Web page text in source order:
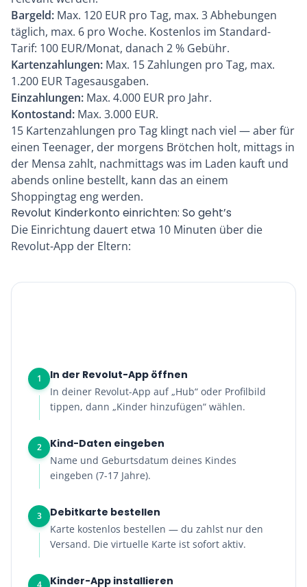
Bargeld: Max. 120 EUR pro Tag, max. 3 Abhebungen
täglich, max. 6 pro Woche. Kostenlos im Standard-
Tarif: 100 EUR/Monat, danach 2 % Gebühr.
Kartenzahlungen: Max. 15 Zahlungen pro Tag, max.
1.200 EUR Tagesausgaben.
Einzahlungen: Max. 4.000 EUR pro Jahr.
Kontostand: Max. 3.000 EUR.
15 Kartenzahlungen pro Tag klingt nach viel — aber für
einen Teenager, der morgens Brötchen holt, mittags in
der Mensa zahlt, nachmittags was im Laden kauft und
abends online bestellt, kann das an einem
Shoppingtag eng werden.
Revolut Kinderkonto einrichten: So geht’s
Die Einrichtung dauert etwa 10 Minuten über die
Revolut-App der Eltern:
1 In der Revolut-App öffnen
In deiner Revolut-App auf „Hub“ oder Profilbild
tippen, dann „Kinder hinzufügen“ wählen.
2 Kind-Daten eingeben
Name und Geburtsdatum deines Kindes
eingeben (7-17 Jahre).
3 Debitkarte bestellen
Karte kostenlos bestellen — du zahlst nur den
Versand. Die virtuelle Karte ist sofort aktiv.
Kinder-App installieren